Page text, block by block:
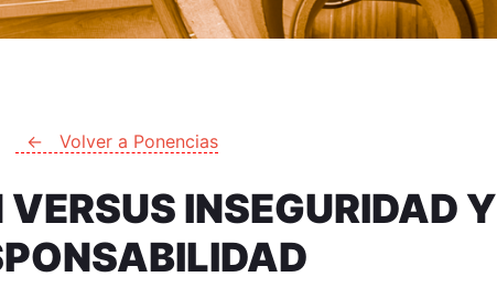
← Volver a Ponencias
INSEGURIDAD Y